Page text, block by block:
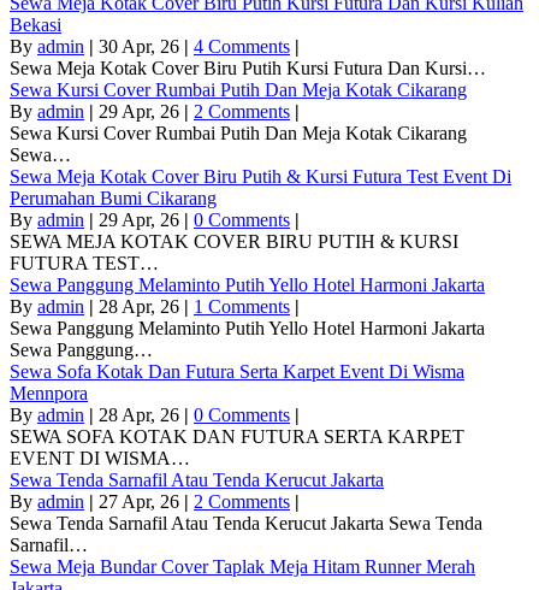
Bekasi
By admin | 30 Apr, 26 | 4 Comments |
Sewa Meja Kotak Cover Biru Putih Kursi Futura Dan Kursi…
Sewa Kursi Cover Rumbai Putih Dan Meja Kotak Cikarang
By admin | 29 Apr, 26 | 2 Comments |
Sewa Kursi Cover Rumbai Putih Dan Meja Kotak Cikarang
Sewa…
Sewa Meja Kotak Cover Biru Putih & Kursi Futura Test Event Di
Perumahan Bumi Cikarang
By admin | 29 Apr, 26 | 0 Comments |
SEWA MEJA KOTAK COVER BIRU PUTIH & KURSI
FUTURA TEST…
Sewa Panggung Melaminto Putih Yello Hotel Harmoni Jakarta
By admin | 28 Apr, 26 | 1 Comments |
Sewa Panggung Melaminto Putih Yello Hotel Harmoni Jakarta
Sewa Panggung…
Sewa Sofa Kotak Dan Futura Serta Karpet Event Di Wisma
Mennpora
By admin | 28 Apr, 26 | 0 Comments |
SEWA SOFA KOTAK DAN FUTURA SERTA KARPET
EVENT DI WISMA…
Sewa Tenda Sarnafil Atau Tenda Kerucut Jakarta
By admin | 27 Apr, 26 | 2 Comments |
Sewa Tenda Sarnafil Atau Tenda Kerucut Jakarta Sewa Tenda
Sarnafil…
Sewa Meja Bundar Cover Taplak Meja Hitam Runner Merah